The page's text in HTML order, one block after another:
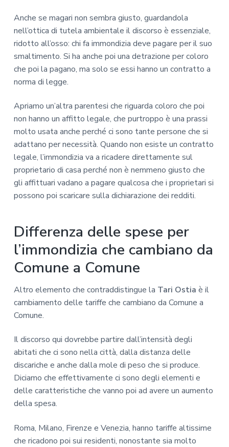
Anche se magari non sembra giusto, guardandola
nell’ottica di tutela ambientale il discorso è essenziale,
ridotto all’osso: chi fa immondizia deve pagare per il suo
smaltimento. Si ha anche poi una detrazione per coloro
che poi la pagano, ma solo se essi hanno un contratto a
norma di legge.
Apriamo un’altra parentesi che riguarda coloro che poi
non hanno un affitto legale, che purtroppo è una prassi
molto usata anche perché ci sono tante persone che si
adattano per necessità. Quando non esiste un contratto
legale, l’immondizia va a ricadere direttamente sul
proprietario di casa perché non è nemmeno giusto che
gli affittuari vadano a pagare qualcosa che i proprietari si
possono poi scaricare sulla dichiarazione dei redditi.
Differenza delle spese per
l’immondizia che cambiano da
Comune a Comune
Altro elemento che contraddistingue la Tari Ostia è il
cambiamento delle tariffe che cambiano da Comune a
Comune.
Il discorso qui dovrebbe partire dall’intensità degli
abitati che ci sono nella città, dalla distanza delle
discariche e anche dalla mole di peso che si produce.
Diciamo che effettivamente ci sono degli elementi e
delle caratteristiche che vanno poi ad avere un aumento
della spesa.
Roma, Milano, Firenze e Venezia, hanno tariffe altissime
che ricadono poi sui residenti, nonostante sia molto